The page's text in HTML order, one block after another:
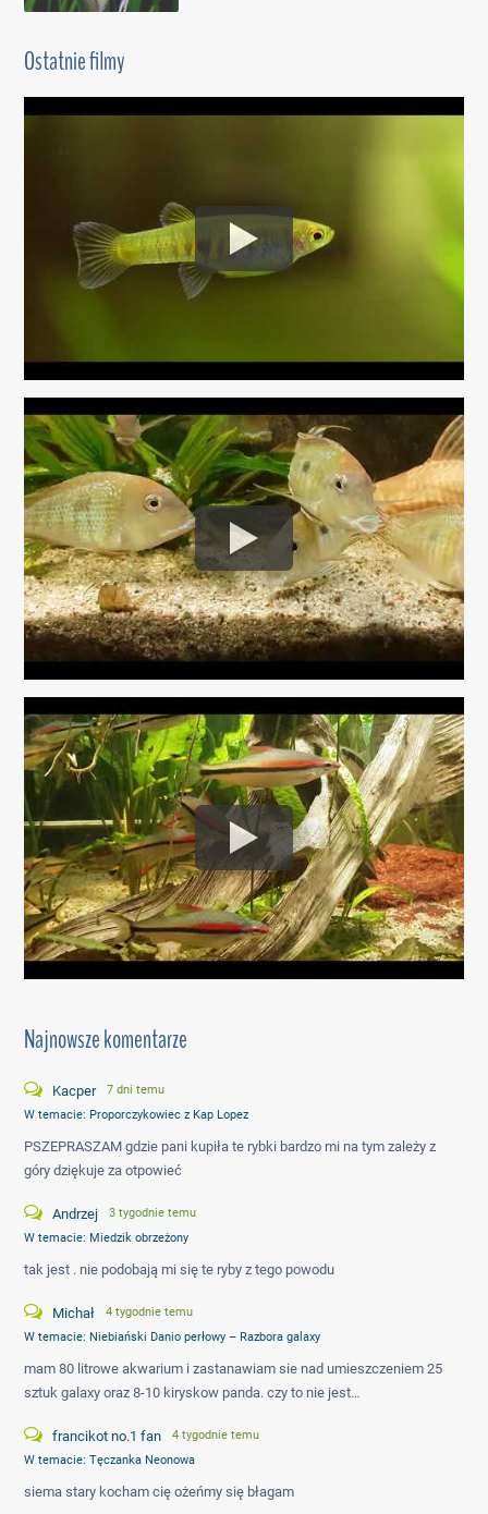
Ostatnie filmy
Najnowsze komentarze
Kacper
7 dni temu
W temacie: Proporczykowiec z Kap Lopez
PSZEPRASZAM gdzie pani kupiła te rybki bardzo mi na tym zależy z
góry dziękuje za otpowieć
Andrzej
3 tygodnie temu
W temacie: Miedzik obrzeżony
tak jest . nie podobają mi się te ryby z tego powodu
Michał
4 tygodnie temu
W temacie: Niebiański Danio perłowy – Razbora galaxy
mam 80 litrowe akwarium i zastanawiam sie nad umieszczeniem 25
sztuk galaxy oraz 8-10 kiryskow panda. czy to nie jest…
francikot no.1 fan
4 tygodnie temu
W temacie:Tęczanka Neonowa
siema stary kocham cię ożeńmy się błagam